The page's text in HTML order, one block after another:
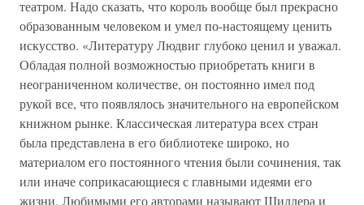
театром. Надо сказать, что король вообще был прекрасно
образованным человеком и умел по-настоящему ценить
искусство. «Литературу Людвиг глубоко ценил и уважал.
Обладая полной возможностью приобретать книги в
неограниченном количестве, он постоянно имел под
рукой все, что появлялось значительного на европейском
книжном рынке. Классическая литература всех стран
была представлена в его библиотеке широко, но
материалом его постоянного чтения были сочинения, так
или иначе соприкасающиеся с главными идеями его
жизни. Любимыми его авторами называют Шиллера и